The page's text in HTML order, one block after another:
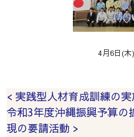
4月6日(
< 実践型人材育成訓練の実
令和3年度沖縄振興予算
現の要請活動 >